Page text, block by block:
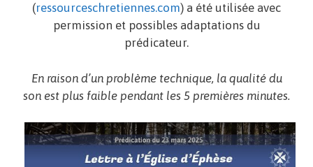
(ressourceschretiennes.com) a été utilisée avec
permission et possibles adaptations du
prédicateur.
En raison d’un problème technique, la qualité du
son est plus faible pendant les 5 premières minutes.